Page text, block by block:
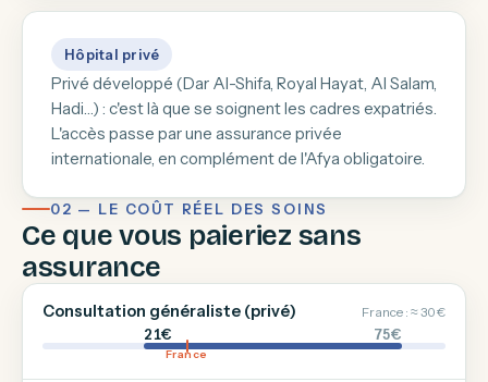
Hôpital privé
Privé développé (Dar Al-Shifa, Royal Hayat, Al Salam,
Hadi…) : c'est là que se soignent les cadres expatriés.
L'accès passe par une assurance privée
internationale, en complément de l'Afya obligatoire.
02 — LE COÛT RÉEL DES SOINS
Ce que vous paieriez sans
assurance
Consultation généraliste (privé) France : ≈ 30 €
21€ 75€
France